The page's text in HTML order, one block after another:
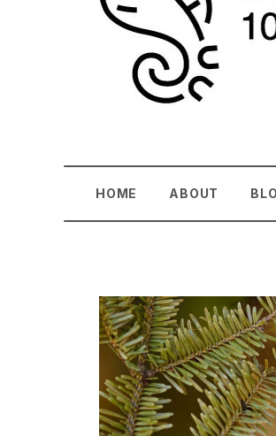
HOME ABOUT